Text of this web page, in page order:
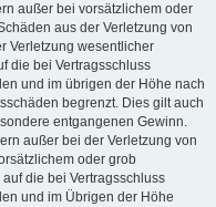
außer bei vorsätzlichem oder
aus der Verletzung von
Verletzung wesentlicher
die bei Vertragsschluss
und im übrigen der Höhe nach
begrenzt. Dies gilt auch
entgangenen Gewinn.
außer bei der Verletzung von
oder grob
die bei Vertragsschluss
und im Übrigen der Höhe